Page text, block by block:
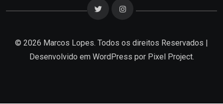
© 2026 Marcos Lopes. Todos os direitos Reservados |
Desenvolvido em WordPress por Pixel Project.